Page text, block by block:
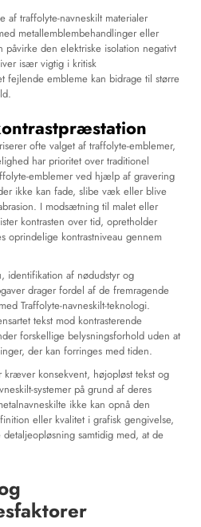
af traffolyte-navneskilt materialer
metallemblembehandlinger eller
den elektriske isolation negativt
især vigtig i kritisk
fejlende embleme kan bidrage til større
ofte valget af traffolyte-emblemer,
har prioritet over traditionel
emblemer ved hjælp af gravering
ikke kan fade, slibe væk eller blive
I modsætning til malet eller
kontrasten over tid, opretholder
oprindelige kontrastniveau gennem
identifikation af nødudstyr og
drager fordel af de fremragende
Traffolyte-navneskilt-teknologi.
tekst mod kontrasterende
forskellige belysningsforhold uden at
der kan forringes med tiden.
kræver konsekvent, højopløst tekst og
systemer på grund af deres
ikke kan opnå den
eller kvalitet i grafisk gengivelse,
samtidig med, at de